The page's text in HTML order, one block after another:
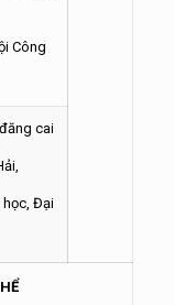
Công
cai
học, Đại